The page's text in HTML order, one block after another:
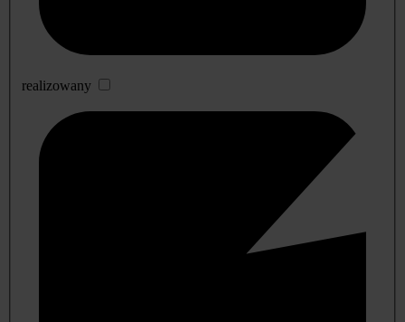
realizowany